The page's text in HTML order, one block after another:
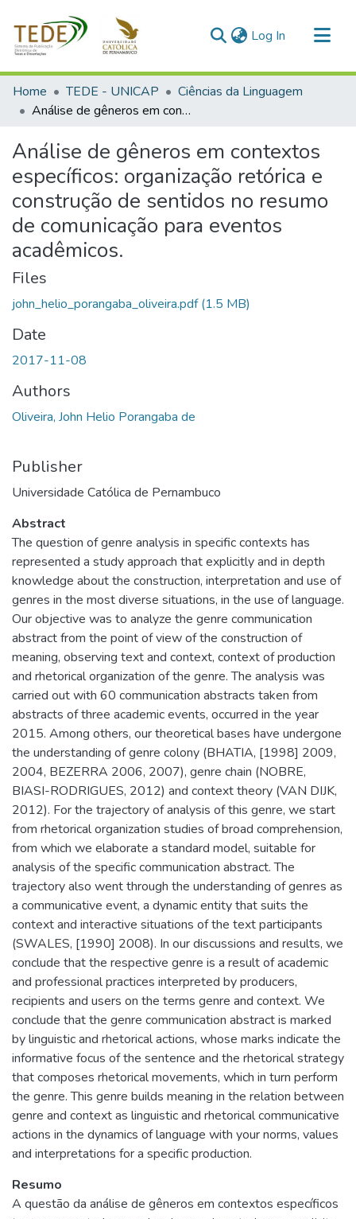
Log In (current)
Communities & Collections
All of DSpace
Home TEDE - UNICAP
Ciências da Linguagem
Análise de gêneros em contextos específicos: organização retórica e construção de sentidos no resumo de comunicação para eventos acadêmicos.
Análise de gêneros em contextos
específicos: organização retórica e
construção de sentidos no resumo
de comunicação para eventos
acadêmicos.
Files
john_helio_porangaba_oliveira.pdf(1.5 MB)
Date
2017-11-08
Authors
Oliveira, John Helio Porangaba de
Publisher
Universidade Católica de Pernambuco
Abstract
The question of genre analysis in specific contexts has
represented a study approach that explicitly and in depth
knowledge about the construction, interpretation and use of
genres in the most diverse situations, in the use of language.
Our objective was to analyze the genre communication
abstract from the point of view of the construction of
meaning, observing text and context, context of production
and rhetorical organization of the genre. The analysis was
carried out with 60 communication abstracts taken from
abstracts of three academic events, occurred in the year
2015. Among others, our theoretical bases have undergone
the understanding of genre colony (BHATIA, [1998] 2009,
2004, BEZERRA 2006, 2007), genre chain (NOBRE,
BIASI-RODRIGUES, 2012) and context theory (VAN DIJK,
2012). For the trajectory of analysis of this genre, we start
from rhetorical organization studies of broad comprehension,
from which we elaborate a standard model, suitable for
analysis of the specific communication abstract. The
trajectory also went through the understanding of genres as
a communicative event, a dynamic entity that suits the
context and interactive situations of the text participants
(SWALES, [1990] 2008). In our discussions and results, we
conclude that the respective genre is a result of academic
and professional practices interpreted by producers,
recipients and users on the terms genre and context. We
conclude that the genre communication abstract is marked
by linguistic and rhetorical actions, whose marks indicate the
informative focus of the sentence and the rhetorical strategy
that composes rhetorical movements, which in turn perform
the genre. This genre builds meaning in the relation between
genre and context as linguistic and rhetorical communicative
actions in the dynamics of language with your norms, values
and interpretations for a specific production.
Resumo
A questão da análise de gêneros em contextos específicos